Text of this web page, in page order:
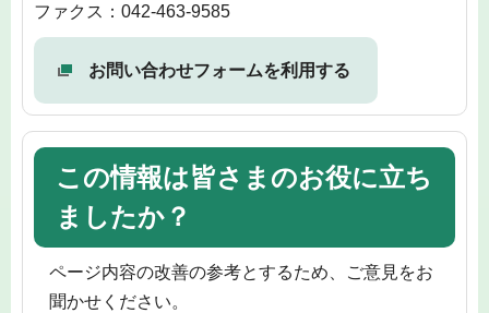
ファクス：042-463-9585
お問い合わせフォームを利用する
この情報は皆さまのお役に立ち
ましたか？
ページ内容の改善の参考とするため、ご意見をお
聞かせください。